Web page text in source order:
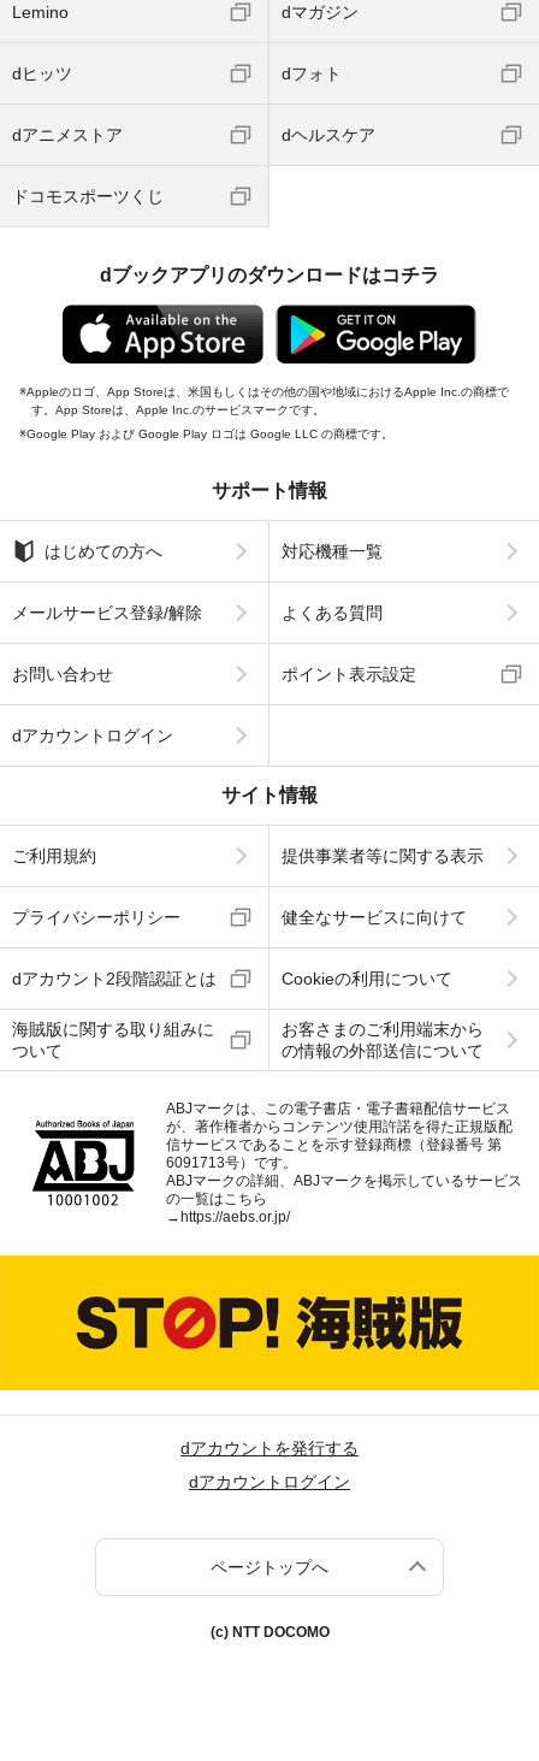
Lemino dマガジン
dヒッツ dフォト
dアニメストア dヘルスケア
ドコモスポーツくじ
dブックアプリのダウンロードはコチラ
Appleのロゴ、App Storeは、米国もしくはその他の国や地域におけるApple Inc.の商標で
す。App Storeは、Apple Inc.のサービスマークです。
Google Play および Google Play ロゴは Google LLC の商標です。
サポート情報
はじめての方へ 対応機種一覧
メールサービス登録/解除 よくある質問
お問い合わせ ポイント表示設定
dアカウントログイン
サイト情報
ご利用規約 提供事業者等に関する表示
プライバシーポリシー 健全なサービスに向けて
dアカウント2段階認証とは Cookieの利用について
海賊版に関する取り組みに
ついて
お客さまのご利用端末から
の情報の外部送信について
ABJマークは、この電子書店・電子書籍配信サービス
が、著作権者からコンテンツ使用許諾を得た正規版配
信サービスであることを示す登録商標（登録番号 第
6091713号）です。
ABJマークの詳細、ABJマークを掲示しているサービス
の一覧はこちら
→https://aebs.or.jp/
dアカウントを発行する
dアカウントログイン
ページトップへ
(c) NTT DOCOMO